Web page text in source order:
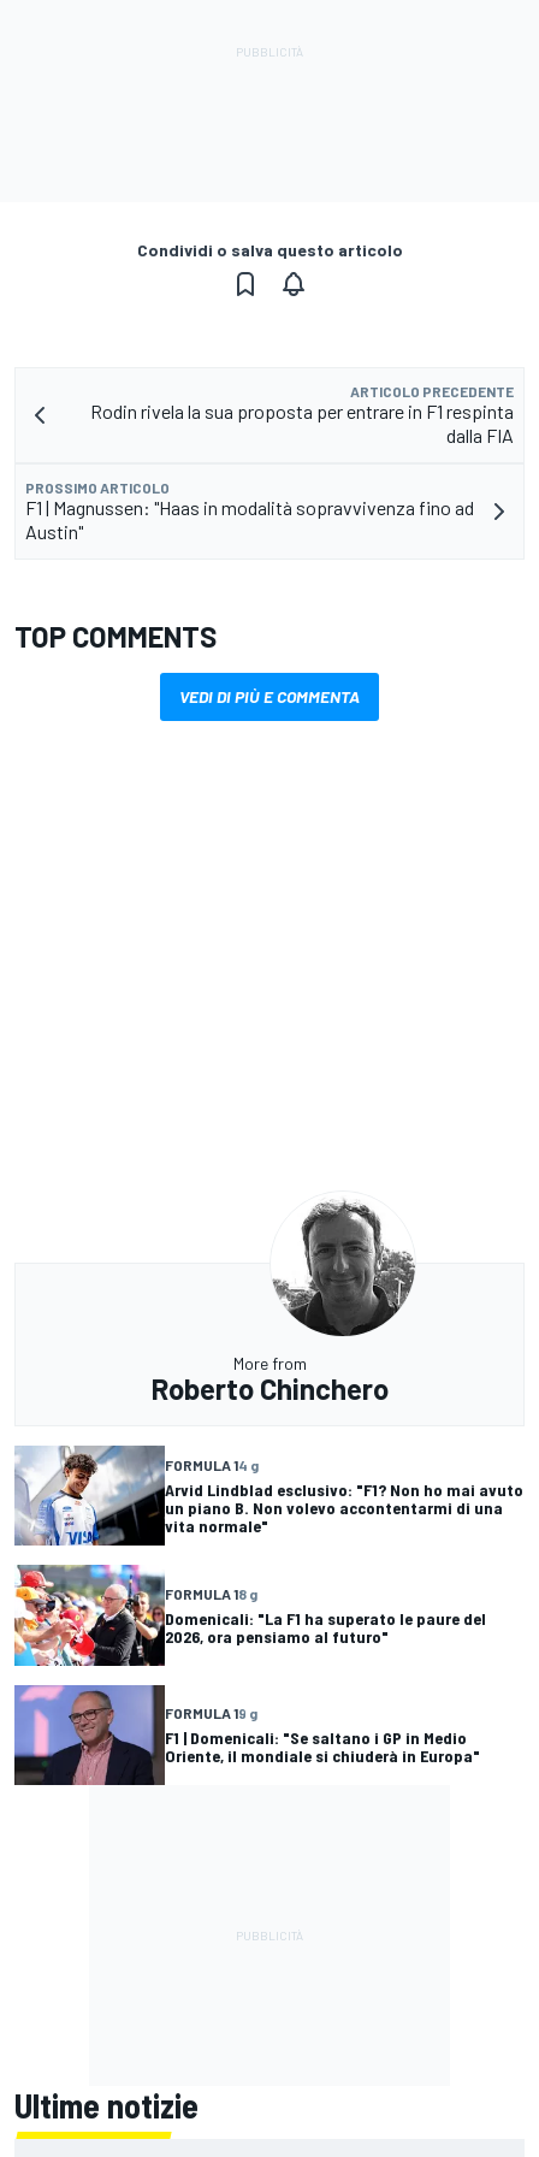
Condividi o salva questo articolo
ARTICOLO PRECEDENTE
Rodin rivela la sua proposta per entrare in F1 respinta
dalla FIA
PROSSIMO ARTICOLO
F1 | Magnussen: "Haas in modalità sopravvivenza fino ad
Austin"
TOP COMMENTS
VEDI DI PIÙ E COMMENTA
More from
Roberto Chinchero
FORMULA 14 g
Arvid Lindblad esclusivo: "F1? Non ho mai avuto
un piano B. Non volevo accontentarmi di una
vita normale"
FORMULA 18 g
Domenicali: "La F1 ha superato le paure del
2026, ora pensiamo al futuro"
FORMULA 19 g
F1 | Domenicali: "Se saltano i GP in Medio
Oriente, il mondiale si chiuderà in Europa"
Ultime notizie